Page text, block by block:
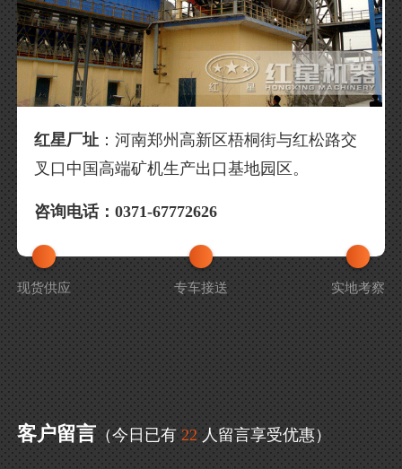
红星厂址 ：河南郑州高新区梧桐街与红松路交
叉口中国高端矿机生产出口基地园区。
咨询电话：0371-67772626
现货供应 专车接送 实地考察
客户留言 （今日已有 22 人留言享受优惠）